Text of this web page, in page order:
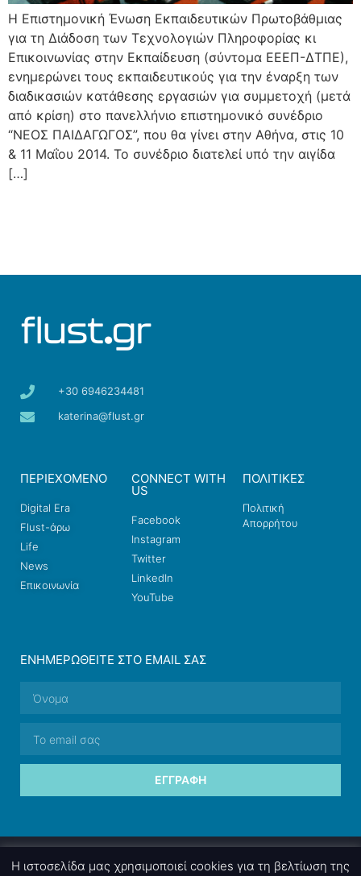
H Επιστημονική Ένωση Εκπαιδευτικών Πρωτοβάθμιας
για τη Διάδοση των Τεχνολογιών Πληροφορίας κι
Επικοινωνίας στην Εκπαίδευση (σύντομα ΕΕΕΠ-ΔΤΠΕ),
ενημερώνει τους εκπαιδευτικούς για την έναρξη των
διαδικασιών κατάθεσης εργασιών για συμμετοχή (μετά
από κρίση) στο πανελλήνιο επιστημονικό συνέδριο
“ΝΕΟΣ ΠΑΙΔΑΓΩΓΟΣ”, που θα γίνει στην Αθήνα, στις 10
& 11 Μαΐου 2014. Το συνέδριο διατελεί υπό την αιγίδα
[…]
+30 6946234481
katerina@flust.gr
ΠΕΡΙΕΧΟΜΕΝΟ
Digital Era
Flust-άρω
Life
News
Επικοινωνία
CONNECT WITH
US
Facebook
Instagram
Twitter
LinkedIn
YouTube
ΠΟΛΙΤΙΚΕΣ
Πολιτική
Απορρήτου
ΕΝΗΜΕΡΩΘΕΊΤΕ ΣΤΟ EMAIL ΣΑΣ
ΕΓΓΡΑΦΉ
Η ιστοσελίδα μας χρησιμοποιεί cookies για τη βελτίωση της